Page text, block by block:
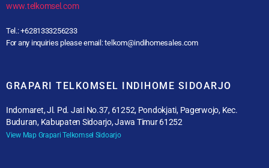
www.telkomsel.com
Tel.: +6281333256233
For any inquiries please email: telkom@indihomesales.com
GRAPARI TELKOMSEL INDIHOME SIDOARJO
Indomaret, Jl. Pd. Jati No.37, 61252, Pondokjati, Pagerwojo, Kec.
Buduran, Kabupaten Sidoarjo, Jawa Timur 61252
View Map Grapari Telkomsel Sidoarjo